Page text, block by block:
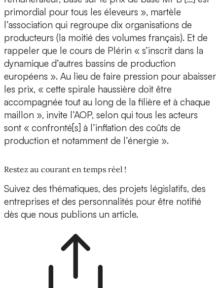
primordial pour tous les éleveurs », martèle
l’association qui regroupe dix organisations de
producteurs (la moitié des volumes français). Et de
rappeler que le cours de Plérin « s’inscrit dans la
dynamique d’autres bassins de production
européens ». Au lieu de faire pression pour abaisser
les prix, « cette spirale haussière doit être
accompagnée tout au long de la filière et à chaque
maillon », invite l’AOP, selon qui tous les acteurs
sont « confronté[s] à l’inflation des coûts de
production et notamment de l’énergie ».
Restez au courant en temps réel !
Suivez des thématiques, des projets législatifs, des
entreprises et des personnalités pour être notifié
dès que nous publions un article.